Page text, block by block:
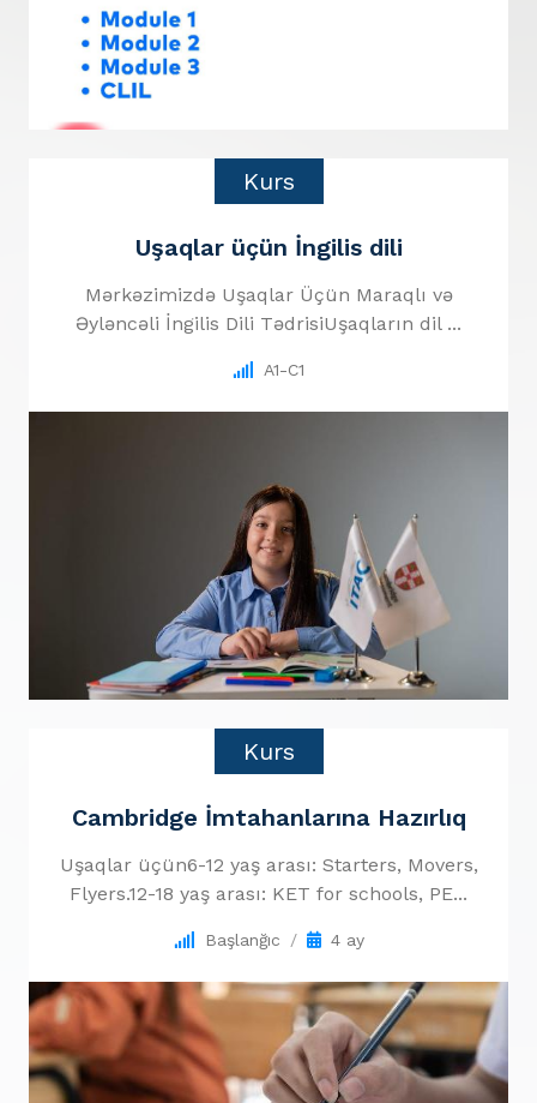
Kurs
Uşaqlar üçün İngilis dili
Mərkəzimizdə Uşaqlar Üçün Maraqlı və
Əyləncəli İngilis Dili TədrisiUşaqların dil ...
A1-C1
Kurs
Cambridge İmtahanlarına Hazırlıq
Uşaqlar üçün6-12 yaş arası: Starters, Movers,
Flyers.12-18 yaş arası: KET for schools, PE...
Başlanğıc 4 ay